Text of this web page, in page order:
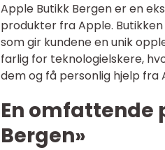
Apple Butikk Bergen er en
produkter fra Apple.
som gir kundene en unik
farlig for teknologielskere,
dem og få personlig hjelp fra
En omfattende
Bergen»